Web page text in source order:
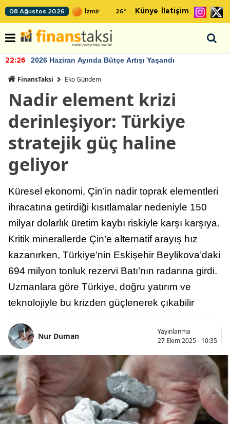
08 Ağustos 2026 26° Künye İletişim
22:26 2026 Haziran Ayında Bütçe Artışı Yaşandı
FinansTaksi Eko Gündem
Nadir element krizi
derinleşiyor: Türkiye
stratejik güç haline
geliyor
Küresel ekonomi, Çin’in nadir toprak elementleri
ihracatına getirdiği kısıtlamalar nedeniyle 150
milyar dolarlık üretim kaybı riskiyle karşı karşıya.
Kritik minerallerde Çin’e alternatif arayış hız
kazanırken, Türkiye’nin Eskişehir Beylikova’daki
694 milyon tonluk rezervi Batı’nın radarına girdi.
Uzmanlara göre Türkiye, doğru yatırım ve
teknolojiyle bu krizden güçlenerek çıkabilir
Nur Duman
Yayınlanma
27 Ekim 2025 - 10:35